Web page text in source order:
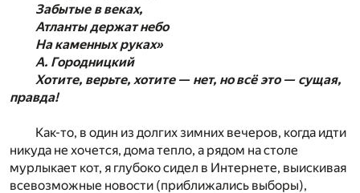
Забытые в веках,
Атланты держат небо
На каменных руках»
А. Городницкий
Хотите, верьте, хотите — нет, но всё это — сущая,
правда!
Как-то, в один из долгих зимних вечеров, когда идти
никуда не хочется, дома тепло, а рядом на столе
мурлыкает кот, я глубоко сидел в Интернете, выискивая
всевозможные новости (приближались выборы),